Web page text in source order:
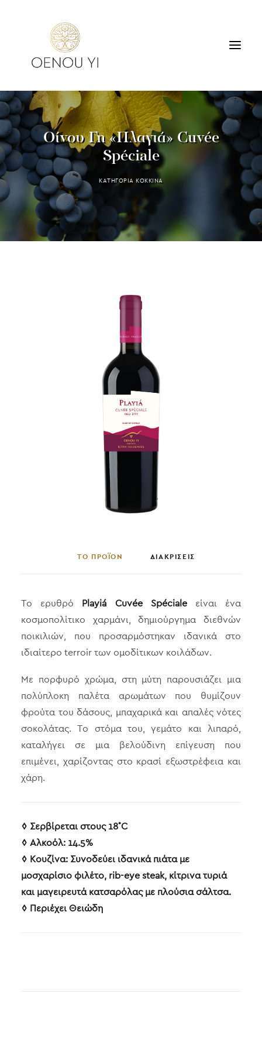
ΟΙΝΟΠΟΙΕΙΟ
ΠΡΟΪΟΝΤΑ
ΠΕΡΙΗΓΗΣΕΙΣ & ΓΕΥΣΙΓΝΩΣΙΑ
ΔΙΑΜΟΝΗ
ΕΠΙΚΟΙΝΩΝΙΑ
SEARCH
Οίνου Γη «Πλαγιά» Cuvée
Spéciale
ΚΑΤΗΓΟΡΙΑΚΟΚΚΙΝΑ
ΤΟ ΠΡΟΪΟΝ ΔΙΑΚΡΙΣΕΙΣ
Το ερυθρό Playiá Cuvée Spécialeείναι ένα
κοσμοπολίτικο χαρμάνι, δημιούργημα διεθνών
ποικιλιών, που προσαρμόστηκαν ιδανικά στο
ιδιαίτερο terroir των ομοδίτικων κοιλάδων.
Με πορφυρό χρώμα, στη μύτη παρουσιάζει μια
πολύπλοκη παλέτα αρωμάτων που θυμίζουν
φρούτα του δάσους, μπαχαρικά και απαλές νότες
σοκολάτας. Το στόμα του, γεμάτο και λιπαρό,
καταλήγει σε μια βελούδινη επίγευση που
επιμένει, χαρίζοντας στο κρασί εξωστρέφεια και
χάρη.
◊ Σερβίρεται στους 18˚C
◊ Aλκοόλ: 14.5%
◊ Κουζίνα: Συνοδεύει ιδανικά πιάτα με
μοσχαρίσιο φιλέτο, rib-eye steak, κίτρινα τυριά
και μαγειρευτά κατσαρόλας με πλούσια σάλτσα.
◊ Περιέχει Θειώδη